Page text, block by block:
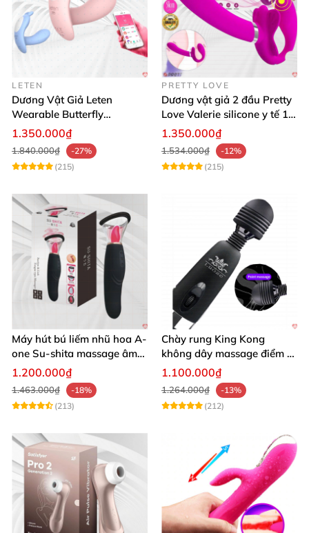
LETEN
Dương Vật Giả Leten
Wearable Butterfly
Bluetooth Đa Năng
1.350.000₫
1.840.000₫
-27%
(215)
PRETTY LOVE
Dương vật giả 2 đầu Pretty
Love Valerie silicone y tế 12
chế độ rung
1.350.000₫
1.534.000₫
-12%
(215)
Máy hút bú liếm nhũ hoa A-
one Su-shita massage âm
đạo độc đáo
1.200.000₫
1.463.000₫
-18%
(213)
Chày rung King Kong
không dây massage điểm G
sạc USB tiện lợi cao cấp
1.100.000₫
1.264.000₫
-13%
(212)